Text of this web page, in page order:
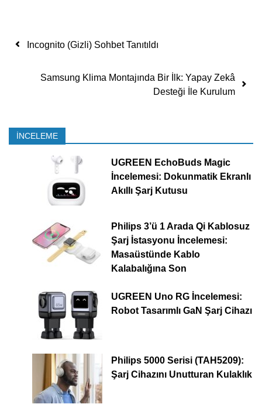
Yazı dolaşımı
Incognito (Gizli) Sohbet Tanıtıldı
Samsung Klima Montajında Bir İlk: Yapay Zekâ
Desteği İle Kurulum
İNCELEME
UGREEN EchoBuds Magic
İncelemesi: Dokunmatik Ekranlı
Akıllı Şarj Kutusu
Philips 3’ü 1 Arada Qi Kablosuz
Şarj İstasyonu İncelemesi:
Masaüstünde Kablo
Kalabalığına Son
UGREEN Uno RG İncelemesi:
Robot Tasarımlı GaN Şarj Cihazı
Philips 5000 Serisi (TAH5209):
Şarj Cihazını Unutturan Kulaklık